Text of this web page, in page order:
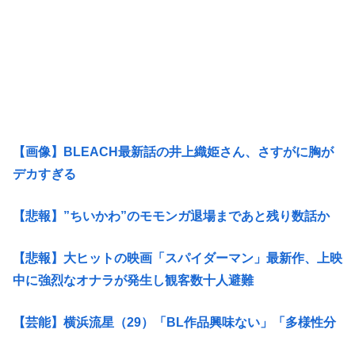
【画像】BLEACH最新話の井上織姫さん、さすがに胸が
デカすぎる
【悲報】”ちいかわ”のモモンガ退場まであと残り数話か
【悲報】大ヒットの映画「スパイダーマン」最新作、上映
中に強烈なオナラが発生し観客数十人避難
【芸能】横浜流星（29）「BL作品興味ない」「多様性分